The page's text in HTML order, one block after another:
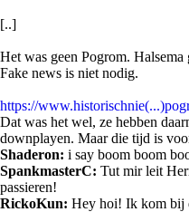
[..]
Het was geen Pogrom.
Fake news is niet nodig.
https://
Dat was het wel, ze hebben
downplayen. Maar die tijd is
Shaderon: i say boom boom
SpankmasterC: Tut mir leit
passieren!
RickoKun: Hey hoi! Ik kom bij